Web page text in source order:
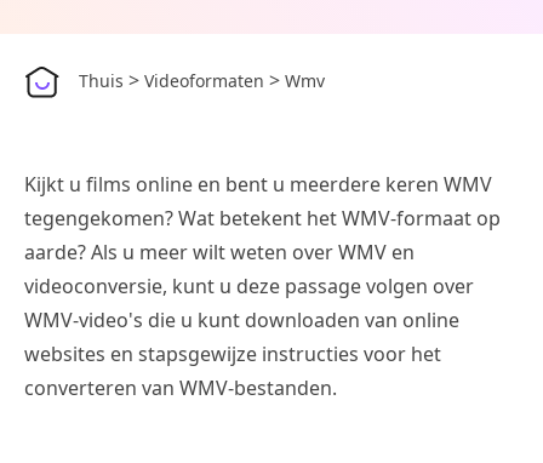
Thuis > Videoformaten > Wmv
Kijkt u films online en bent u meerdere keren WMV
tegengekomen? Wat betekent het WMV-formaat op
aarde? Als u meer wilt weten over WMV en
videoconversie, kunt u deze passage volgen over
WMV-video's die u kunt downloaden van online
websites en stapsgewijze instructies voor het
converteren van WMV-bestanden.